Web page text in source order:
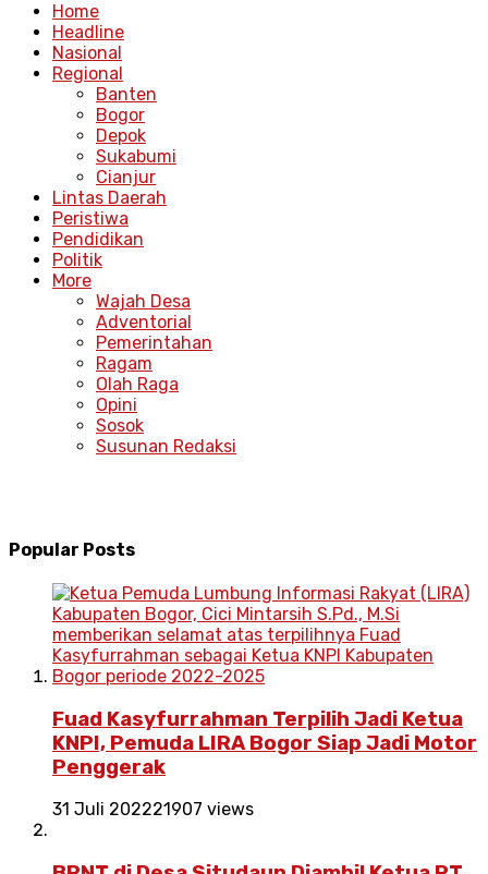
Home
Headline
Nasional
Regional
Banten
Bogor
Depok
Sukabumi
Cianjur
Lintas Daerah
Peristiwa
Pendidikan
Politik
More
Wajah Desa
Adventorial
Pemerintahan
Ragam
Olah Raga
Opini
Sosok
Susunan Redaksi
Popular Posts
Fuad Kasyfurrahman Terpilih Jadi Ketua
KNPI, Pemuda LIRA Bogor Siap Jadi Motor
Penggerak
31 Juli 202221907 views